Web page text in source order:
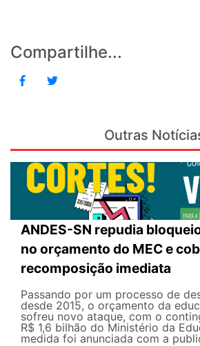
Compartilhe...
Outras
ANDES-SN repudia
no orçamento do MEC e
recomposição imediata
Passando por um processo de
desde 2015, o orçamento da
sofreu novo ataque, com o
R$ 1,6 bilhão do Ministério da
medida foi anunciada com a